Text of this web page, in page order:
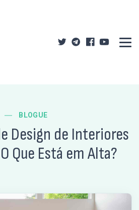
BLOGUE
Design de Interiores
Que Está em Alta?